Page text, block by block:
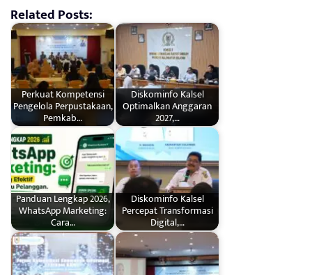
Related Posts:
Perkuat Kompetensi
Pengelola Perpustakaan,
Pemkab…
Diskominfo Kalsel
Optimalkan Anggaran
2027,…
Panduan Lengkap 2026,
WhatsApp Marketing:
Cara…
Diskominfo Kalsel
Percepat Transformasi
Digital,…